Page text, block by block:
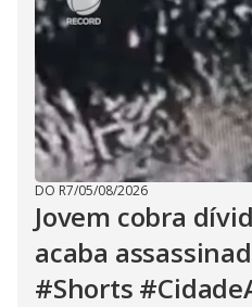
DO R7/05/08/2026
Jovem cobra
acaba
#Shorts